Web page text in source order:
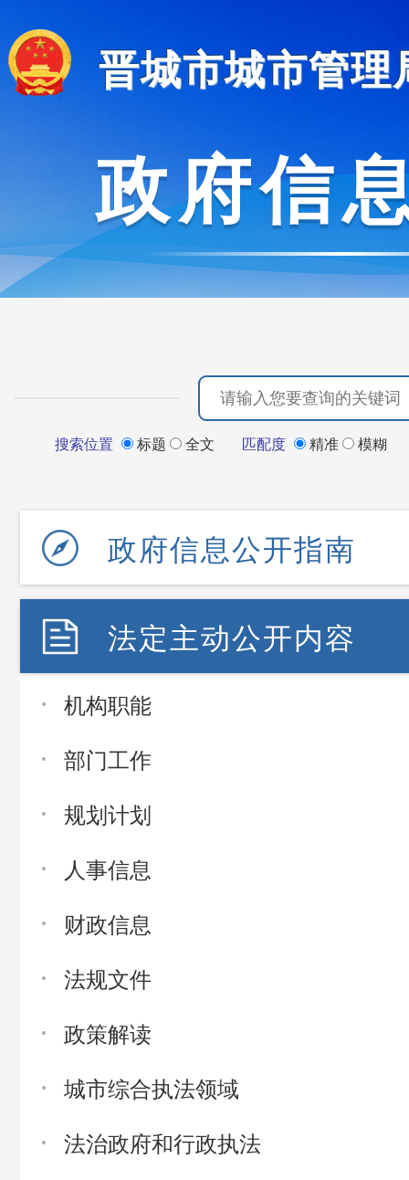
晋城市城市管理
政府信
搜索位置 标题 全文 匹配度 精准 模糊
政府信息公开指南
法定主动公开内容
机构职能
部门工作
规划计划
人事信息
财政信息
法规文件
政策解读
城市综合执法领域
法治政府和行政执法